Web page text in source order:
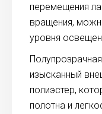
перемещения
вращения,
уровня
изысканный
полиэстер,
полотна и